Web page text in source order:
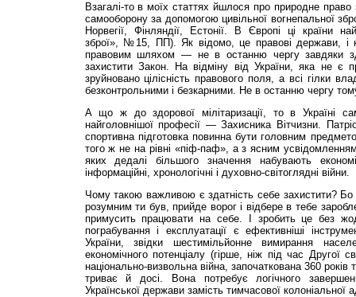
Взагалі-то в моїх статтях йшлося про природне
самооборону за допомогою цивільної вогнепальної
Норвегії, Фінляндії, Естонії. В Європі ці країни
зброї», №15, ПП). Як відомо, це правові держави, і
правовим шляхом — не в останню чергу завдяки
захистити Закон. На відміну від України, яка не
зруйновано цілісність правового поля, а всі гілки
безконтрольними і безкарними. Не в останню чергу
А що ж до здорової мілітаризації, то в Україні
найголовнішої професії — Захисника Вітчизни.
спортивна підготовка повинна бути головним
того ж не на рівні «піф-паф», а з ясним
яких дедалі більшого значення набувають
інформаційні, хронологічні і духовно-світоглядні війни.
Чому такою важливою є здатність себе захистити?
розумним ти був, прийде ворог і відбере в тебе
примусить працювати на себе. І зробить це без
пограбування і експлуатації є ефективніші
України, звідки шестимільйонне вимирання
економічного потенціалу (гірше, ніж під час Другої
національно-визвольна війна, започаткована 360
триває й досі. Вона потребує логічного
Української держави замість тимчасової колоніальної